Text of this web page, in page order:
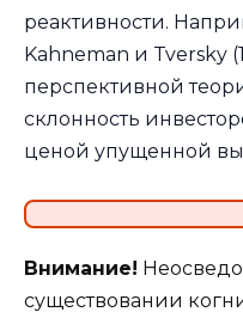
реактивности.
Kahneman и Tversky
перспективной
склонность
ценой упущенной
Внимание!
существовании